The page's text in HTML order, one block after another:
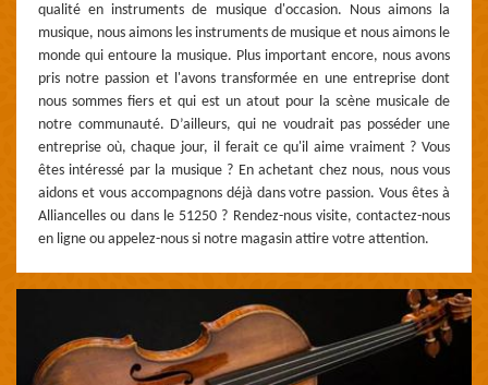
qualité en instruments de musique d'occasion. Nous aimons la
musique, nous aimons les instruments de musique et nous aimons le
monde qui entoure la musique. Plus important encore, nous avons
pris notre passion et l'avons transformée en une entreprise dont
nous sommes fiers et qui est un atout pour la scène musicale de
notre communauté. D’ailleurs, qui ne voudrait pas posséder une
entreprise où, chaque jour, il ferait ce qu'il aime vraiment ? Vous
êtes intéressé par la musique ? En achetant chez nous, nous vous
aidons et vous accompagnons déjà dans votre passion. Vous êtes à
Alliancelles ou dans le 51250 ? Rendez-nous visite, contactez-nous
en ligne ou appelez-nous si notre magasin attire votre attention.